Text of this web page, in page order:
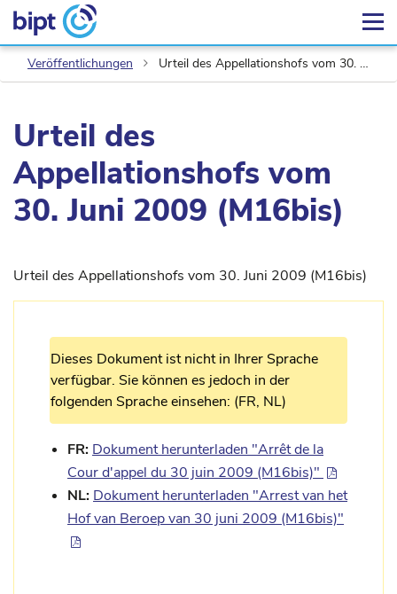
Veröffentlichungen Urteil des Appellationshofs vom 30. Juni 2009 (M16bis)
Urteil des
Appellationshofs vom
30. Juni 2009 (M16bis)
Urteil des Appellationshofs vom 30. Juni 2009 (M16bis)
Dieses Dokument ist nicht in Ihrer Sprache
verfügbar. Sie können es jedoch in der
folgenden Sprache einsehen: (FR, NL)
FR: Dokument herunterladen "Arrêt de la
Cour d'appel du 30 juin 2009 (M16bis)"
NL: Dokument herunterladen "Arrest van het
Hof van Beroep van 30 juni 2009 (M16bis)"